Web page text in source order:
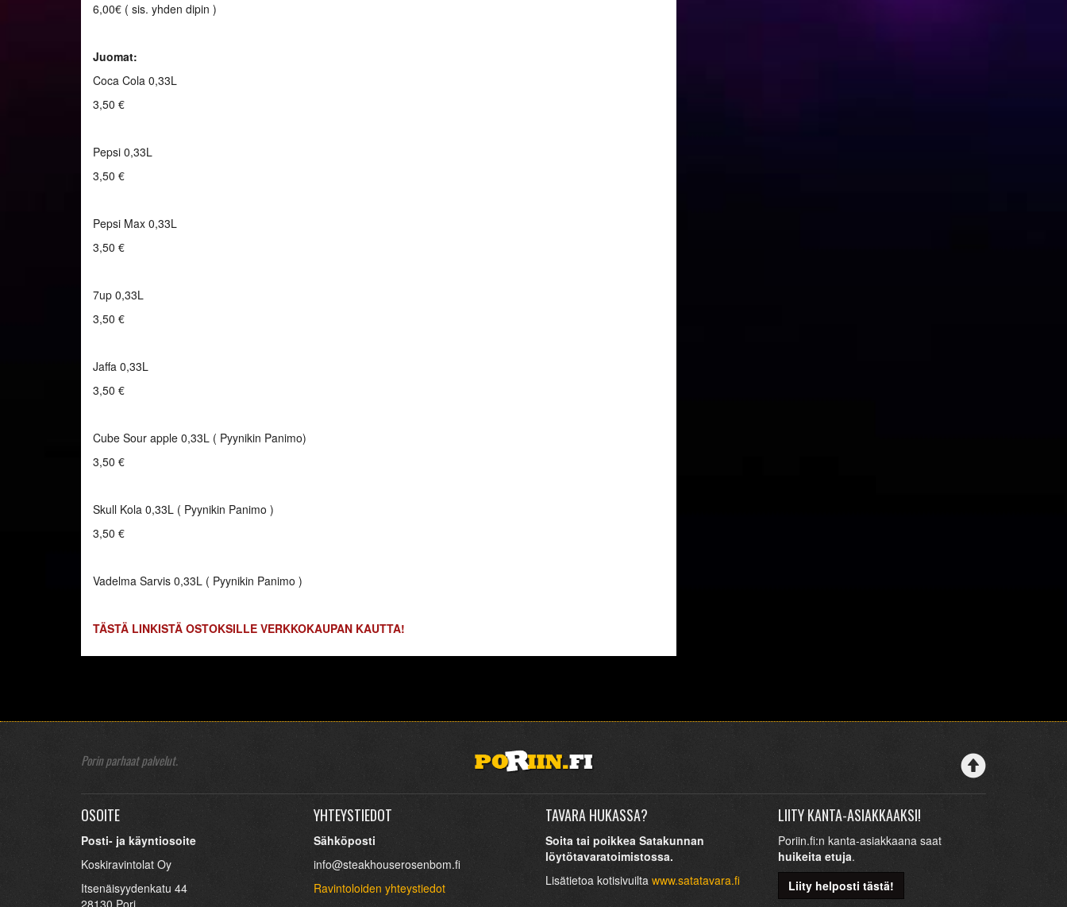
6,00€ ( sis. yhden dipin )
Juomat:
Coca Cola 0,33L
3,50 €
Pepsi 0,33L
3,50 €
Pepsi Max 0,33L
3,50 €
7up 0,33L
3,50 €
Jaffa 0,33L
3,50 €
Cube Sour apple 0,33L ( Pyynikin Panimo)
3,50 €
Skull Kola 0,33L ( Pyynikin Panimo )
3,50 €
Vadelma Sarvis 0,33L ( Pyynikin Panimo )
TÄSTÄ LINKISTÄ OSTOKSILLE VERKKOKAUPAN KAUTTA!
Porin parhaat palvelut.
OSOITE
Posti- ja käyntiosoite
Koskiravintolat Oy
Itsenäisyydenkatu 44
28130 Pori
YHTEYSTIEDOT
Sähköposti
info@steakhouserosenbom.fi
Ravintoloiden yhteystiedot
TAVARA HUKASSA?
Soita tai poikkea Satakunnan
löytötavaratoimistossa.
Lisätietoa kotisivuilta www.satatavara.fi
LIITY KANTA-ASIAKKAAKSI!
Poriin.fi:n kanta-asiakkaana saat
huikeita etuja.
Liity helposti tästä!